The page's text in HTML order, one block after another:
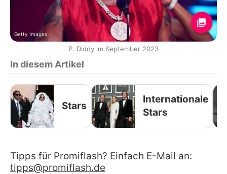
Getty Images
P. Diddy im September 2023
In diesem Artikel
Stars
Internationale
Stars
Tipps für Promiflash? Einfach E-Mail an:
tipps@promiflash.de